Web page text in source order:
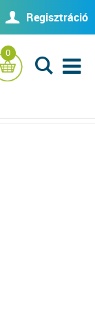
U Regisztráció
0
L